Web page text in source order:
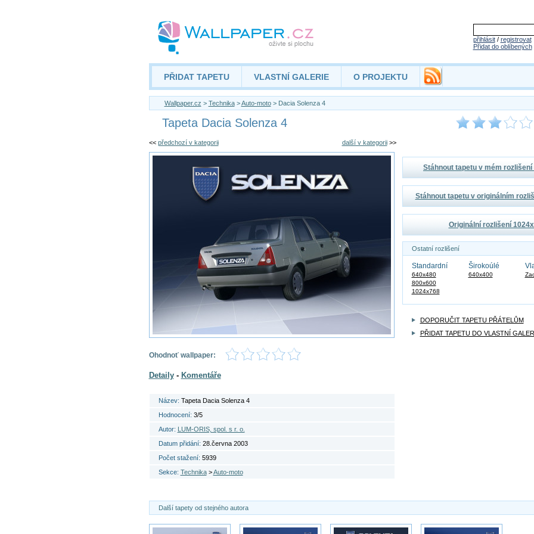
přihlásit/ registrovat
Přidat do oblíbených
PŘIDAT TAPETU VLASTNÍ GALERIE O PROJEKTU
Wallpaper.cz > Technika>Auto-moto> Dacia Solenza 4
Tapeta Dacia Solenza 4
<< předchozí v kategorii další v kategorii>>
Ohodnoť wallpaper:
Detaily- Komentáře
Název: Tapeta Dacia Solenza 4
Hodnocení: 3/5
Autor: LUM-ORIS, spol. s r. o.
Datum přidání: 28.června 2003
Počet stažení: 5939
Sekce: Technika>Auto-moto
Stáhnout tapetu v mém rozlišení
Stáhnout tapetu v originálním
Originální rozlišení
Ostatní rozlišení
Standardní
640x480
800x600
1024x768
Širokoúlé
640x400
DOPORUČIT TAPETU PŘÁTELŮM
PŘIDAT TAPETU DO VLASTNÍ
Další tapety od stejného autora